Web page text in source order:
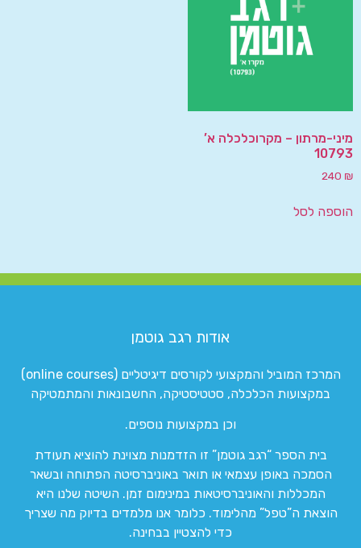
מיני-מרתון – מקרוכלכלה א’
10793
240 ₪
הוספה לסל
אודות רגב גוטמן
המרכז המוביל והמקצועי לקורסים דיגיטליים (online courses)
במקצועות הכלכלה, סטטיסטיקה, החשבונאות והמתמטיקה
וכן במקצועות נוספים.
בית הספר “רגב גוטמן” זו הזדמנות מצוינת להוציא תעודת
הסמכה באופן עצמאי או תואר באוניברסיטה הפתוחה ובשאר
המכללות והאוניברסיטאות במינימום זמן. השיטה שלנו היא
הוצאת ה”טפל” מהלימוד. כלומר אנו מלמדים בדיוק מה שצריך
כדי להצטיין בבחינה.